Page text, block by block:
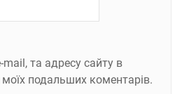
та адресу сайту в
подальших коментарів.